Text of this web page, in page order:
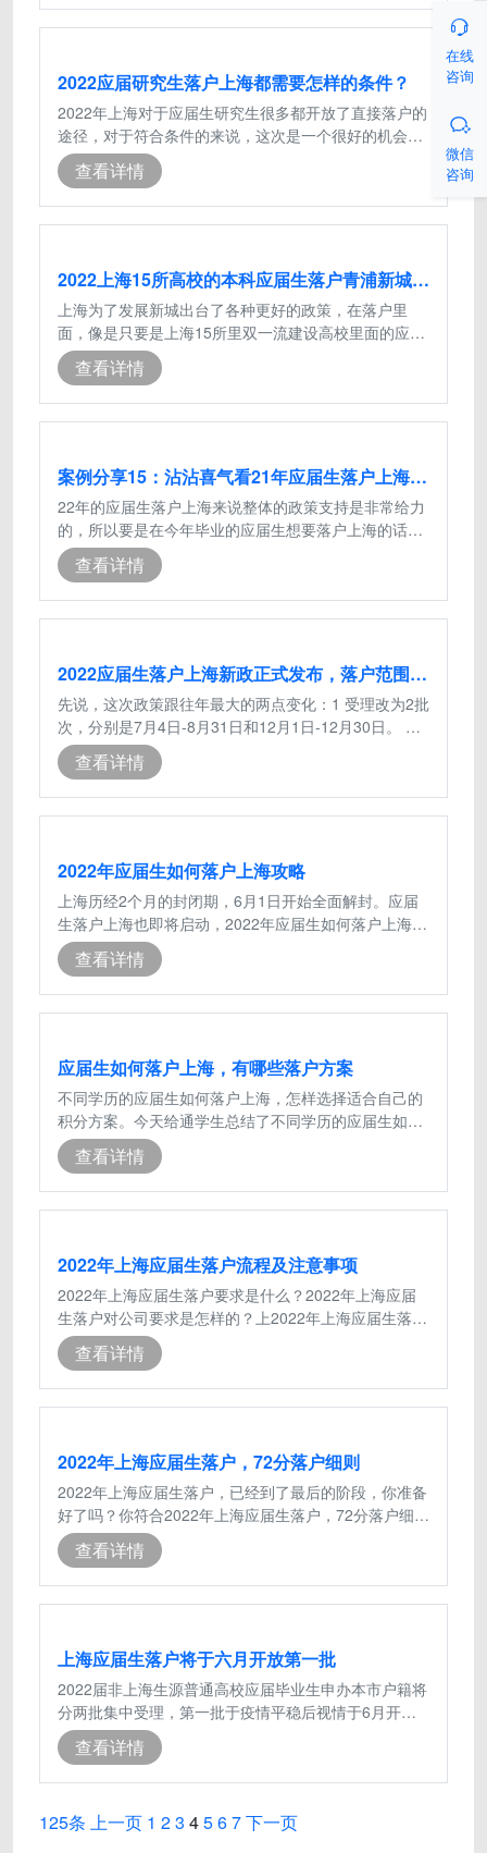
2022应届研究生落户上海都需要怎样的条件？
2022年上海对于应届生研究生很多都开放了直接落户的
途径，对于符合条件的来说，这次是一个很好的机会，
只要满足基本条件就能够落户上海，下
查看详情
2022上海15所高校的本科应届生落户青浦新城直接落户
上海为了发展新城出台了各种更好的政策，在落户里
面，像是只要是上海15所里双一流建设高校里面的应届
本科生，就可以直接落户，不用经历打分
查看详情
案例分享15：沾沾喜气看21年应届生落户上海顺利拿到批复
22年的应届生落户上海来说整体的政策支持是非常给力
的，所以要是在今年毕业的应届生想要落户上海的话就
得抓住这次的时机，这次分享一个21年
查看详情
2022应届生落户上海新政正式发布，落户范围进一步放开
先说，这次政策跟往年最大的两点变化：1 受理改为2批
次，分别是7月4日-8月31日和12月1日-12月30日。 往
年只有一次，错过即失去了应届毕业
查看详情
2022年应届生如何落户上海攻略
上海历经2个月的封闭期，6月1日开始全面解封。应届
生落户上海也即将启动，2022年应届生如何落户上海，
下面给应届生们分享一份2022年应届生
查看详情
应届生如何落户上海，有哪些落户方案
不同学历的应届生如何落户上海，怎样选择适合自己的
积分方案。今天给通学生总结了不同学历的应届生如何
落户上海的积分方案，想要落户上海的
查看详情
2022年上海应届生落户流程及注意事项
2022年上海应届生落户要求是什么？2022年上海应届
生落户对公司要求是怎样的？上2022年上海应届生落户
需要准备什么材料？流程注意事项是怎样
查看详情
2022年上海应届生落户，72分落户细则
2022年上海应届生落户，已经到了最后的阶段，你准备
好了吗？你符合2022年上海应届生落户，72分落户细则
吗？建议想落户的应届生看一下2022年
查看详情
上海应届生落户将于六月开放第一批
2022届非上海生源普通高校应届毕业生申办本市户籍将
分两批集中受理，第一批于疫情平稳后视情于6月开放
并受理至8月底，第二批于2022年底开放
查看详情
125条 上一页 1 23 4567下一页

在线
咨询

微信
咨询